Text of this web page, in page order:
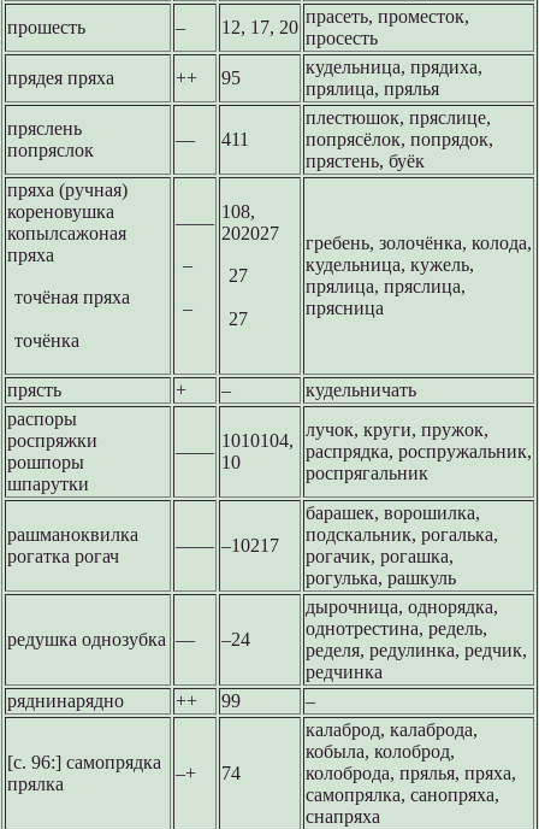
прошесть
– 12, 17, 20
прасеть, проместок,
просесть
прядея пряха
++ 95
кудельница, прядиха,
прялица, прялья
пряслень
попряслок
–– 411
плестюшок, пряслице,
попрясёлок, попрядок,
прястень, буёк
пряха (ручная)
кореновушка
копылсажоная
пряха
точёная пряха
точёнка
––––
–
–
108,
202027
27
27
гребень, золочёнка, колода,
кудельница, кужель,
прялица, пряслица,
прясница
прясть + –
кудельничать
распоры
роспряжки
рошпоры
шпарутки
––––
1010104,
10
лучок, круги, пружок,
распрядка, роспружальник,
роспрягальник
рашманоквилка
рогатка рогач
–––– –10217
барашек, ворошилка,
подскальник, рогалька,
рогачик, рогашка,
рогулька, рашкуль
редушка однозубка –– –24
дырочница, однорядка,
однотрестина, редель,
ределя, редулинка, редчик,
редчинка
ряднинарядно
++ 99 –
[с. 96:] самопрядка
прялка
–+ 74
калаброд, калаброда,
кобыла, колоброд,
колоброда, прялья, пряха,
самопрялка, санопряха,
снапряха